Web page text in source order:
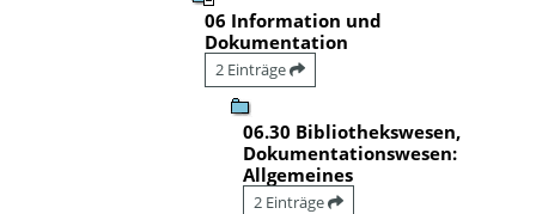
06 Information und
Dokumentation
2 Einträge
06.30 Bibliothekswesen,
Dokumentationswesen:
Allgemeines
2 Einträge